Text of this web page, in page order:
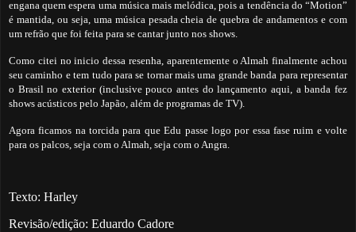
engana quem espera uma música mais melódica, pois a tendência do “Motion”
é mantida, ou seja, uma música pesada cheia de quebra de andamentos e com
um refrão que foi feita para se cantar junto nos shows.
Como citei no inicio dessa resenha, aparentemente o Almah finalmente achou
seu caminho e tem tudo para se tornar mais uma grande banda para representar
o Brasil no exterior (inclusive pouco antes do lançamento aqui, a banda fez
shows acústicos pelo Japão, além de programas de TV).
Agora ficamos na torcida para que Edu passe logo por essa fase ruim e volte
para os palcos, seja com o Almah, seja com o Angra.
Texto: Harley
Revisão/edição: Eduardo Cadore